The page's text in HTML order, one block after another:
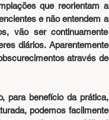
que reorientam a
e não entendem a
vão ser continuamente
diários. Aparentemente
através de
para benefício da prática,
podemos facilmente